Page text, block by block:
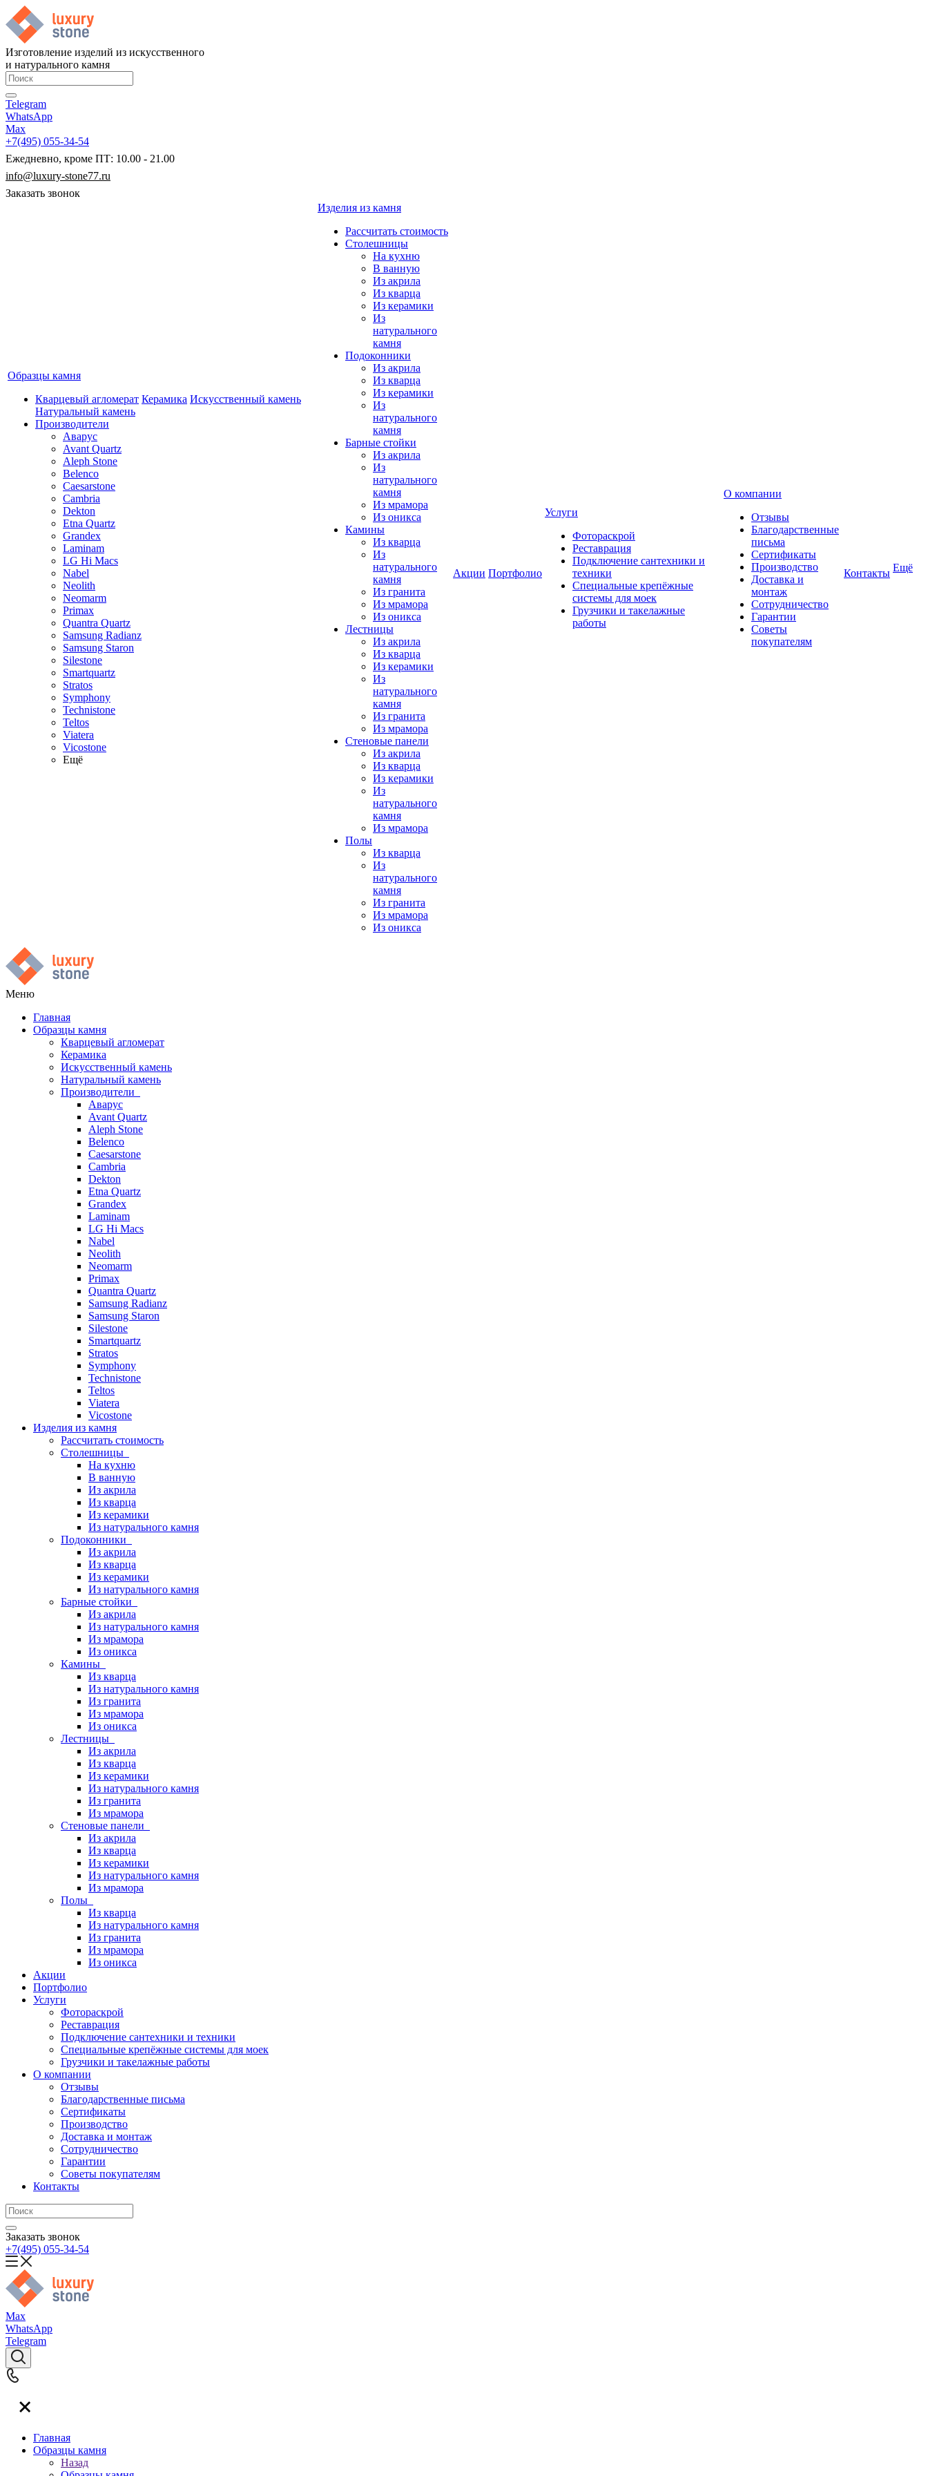
Изготовление изделий из искусственного
и натурального камня
Telegram
WhatsApp
Max
+7(495) 055-34-54
Ежедневно, кроме ПТ: 10.00 - 21.00
info@luxury-stone77.ru
Заказать звонок
Образцы камня
Кварцевый агломерат Керамика Искусственный камень
Натуральный камень
Производители
Аварус
Avant Quartz
Aleph Stone
Belenco
Caesarstone
Cambria
Dekton
Etna Quartz
Grandex
Laminam
LG Hi Macs
Nabel
Neolith
Neomarm
Primax
Quantra Quartz
Samsung Radianz
Samsung Staron
Silestone
Smartquartz
Stratos
Symphony
Technistone
Teltos
Viatera
Vicostone
Ещё
Изделия из камня
Рассчитать стоимость
Столешницы
На кухню
В ванную
Из акрила
Из кварца
Из керамики
Из
натурального
камня
Подоконники
Из акрила
Из кварца
Из керамики
Из
натурального
камня
Барные стойки
Из акрила
Из
натурального
камня
Из мрамора
Из оникса
Камины
Из кварца
Из
натурального
камня
Из гранита
Из мрамора
Из оникса
Лестницы
Из акрила
Из кварца
Из керамики
Из
натурального
камня
Из гранита
Из мрамора
Стеновые панели
Из акрила
Из кварца
Из керамики
Из
натурального
камня
Из мрамора
Полы
Из кварца
Из
натурального
камня
Из гранита
Из мрамора
Из оникса
Акции Портфолио
Услуги
Фотораскрой
Реставрация
Подключение сантехники и
техники
Специальные крепёжные
системы для моек
Грузчики и такелажные
работы
О компании
Отзывы
Благодарственные
письма
Сертификаты
Производство
Доставка и
монтаж
Сотрудничество
Гарантии
Советы
покупателям
Контакты Ещё
Меню
Главная
Образцы камня
Кварцевый агломерат
Керамика
Искусственный камень
Натуральный камень
Производители
Аварус
Avant Quartz
Aleph Stone
Belenco
Caesarstone
Cambria
Dekton
Etna Quartz
Grandex
Laminam
LG Hi Macs
Nabel
Neolith
Neomarm
Primax
Quantra Quartz
Samsung Radianz
Samsung Staron
Silestone
Smartquartz
Stratos
Symphony
Technistone
Teltos
Viatera
Vicostone
Изделия из камня
Рассчитать стоимость
Столешницы
На кухню
В ванную
Из акрила
Из кварца
Из керамики
Из натурального камня
Подоконники
Из акрила
Из кварца
Из керамики
Из натурального камня
Барные стойки
Из акрила
Из натурального камня
Из мрамора
Из оникса
Камины
Из кварца
Из натурального камня
Из гранита
Из мрамора
Из оникса
Лестницы
Из акрила
Из кварца
Из керамики
Из натурального камня
Из гранита
Из мрамора
Стеновые панели
Из акрила
Из кварца
Из керамики
Из натурального камня
Из мрамора
Полы
Из кварца
Из натурального камня
Из гранита
Из мрамора
Из оникса
Акции
Портфолио
Услуги
Фотораскрой
Реставрация
Подключение сантехники и техники
Специальные крепёжные системы для моек
Грузчики и такелажные работы
О компании
Отзывы
Благодарственные письма
Сертификаты
Производство
Доставка и монтаж
Сотрудничество
Гарантии
Советы покупателям
Контакты
Заказать звонок
+7(495) 055-34-54
Max
WhatsApp
Telegram
Главная
Образцы камня
Назад